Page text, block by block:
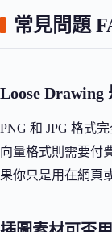
常見問題
Loose Drawing
PNG 和 JPG 格式
向量格式則需要付
果你只是用在網頁